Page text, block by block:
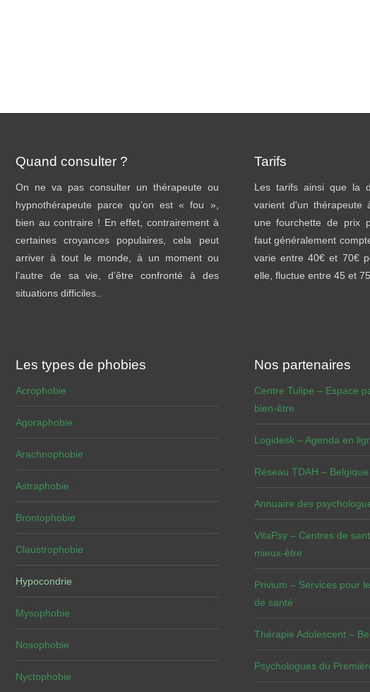
Quand consulter ?
On ne va pas consulter un thérapeute ou
hypnothérapeute parce qu’on est « fou »,
bien au contraire ! En effet, contrairement à
certaines croyances populaires, cela peut
arriver à tout le monde, à un moment ou
l’autre de sa vie, d’être confronté à des
situations difficiles..
Tarifs
Les tarifs ainsi que la
varient d'un thérapeute
une fourchette de prix
faut généralement
varie entre 40€ et 70€
elle, fluctue entre 45 et
Les types de phobies
Acrophobie
Agoraphobie
Arachnophobie
Astraphobie
Brontophobie
Claustrophobie
Hypocondrie
Mysophobie
Nosophobie
Nyctophobie
Nos partenaires
Centre Tulipe – Espace
bien-être.
Logidesk – Agenda en
Réseau TDAH – Belgique
Annuaire des
VitaPsy – Centres de
mieux-être
Privium – Services pour
de santé
Thérapie Adolescent –
Psychologues du